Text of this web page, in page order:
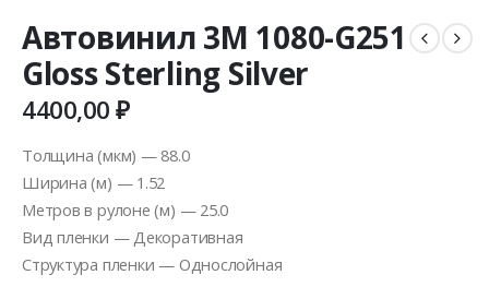
Автовинил 3M 1080-G251
Gloss Sterling Silver
4400,00₽
Толщина (мкм) — 88.0
Ширина (м) — 1.52
Метров в рулоне (м) — 25.0
Вид пленки — Декоративная
Структура пленки — Однослойная